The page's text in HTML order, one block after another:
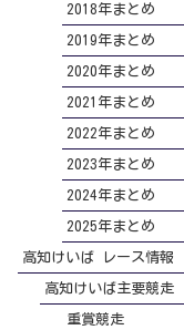
2018年まとめ
2019年まとめ
2020年まとめ
2021年まとめ
2022年まとめ
2023年まとめ
2024年まとめ
2025年まとめ
高知けいば レース情報
高知けいば主要競走
重賞競走